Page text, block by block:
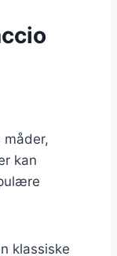
måder,
kan
klassiske